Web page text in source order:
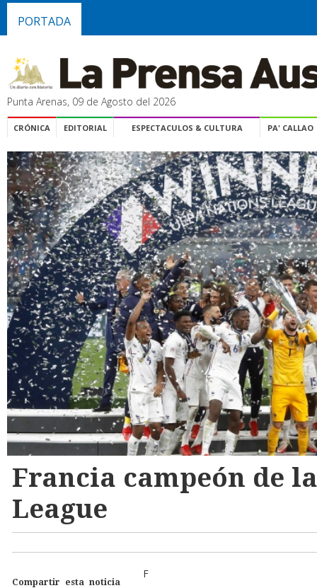
PORTADA
Punta Arenas, 09 de Agosto del 2026
CRÓNICA EDITORIAL ESPECTACULOS & CULTURA PA' CALLAO
Francia campeón de
League
Compartir esta noticia
F